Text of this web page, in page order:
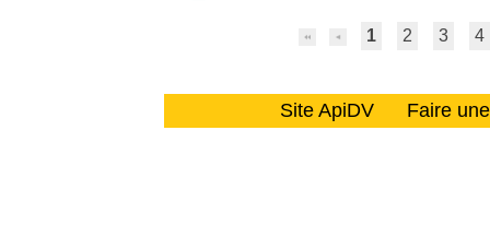
1 2 3 4
Site ApiDV Faire